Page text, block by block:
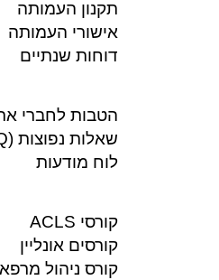
תקנון העמותה
אישורי העמותה
דוחות שנתיים
הטבות לחברי
שאלות נפוצות (FAQ)
לוח מודעות
קורסי ACLS
קורסים אונליין
קורס ניהול